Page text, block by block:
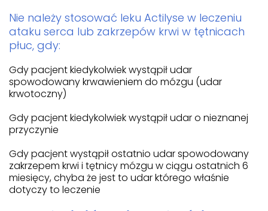
Nie należy stosować leku Actilyse w leczeniu
ataku serca lub zakrzepów krwi w tętnicach
płuc, gdy:
Gdy pacjent kiedykolwiek wystąpił udar
spowodowany krwawieniem do mózgu (udar
krwotoczny)
Gdy pacjent kiedykolwiek wystąpił udar o nieznanej
przyczynie
Gdy pacjent wystąpił ostatnio udar spowodowany
zakrzepem krwi i tętnicy mózgu w ciągu ostatnich 6
miesięcy, chyba że jest to udar którego właśnie
dotyczy to leczenie